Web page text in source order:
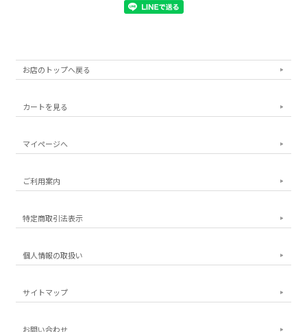
お店のトップへ戻る
カートを見る
マイページへ
ご利用案内
特定商取引法表示
個人情報の取扱い
サイトマップ
お問い合わせ